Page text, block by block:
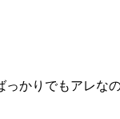
かりでもアレなの